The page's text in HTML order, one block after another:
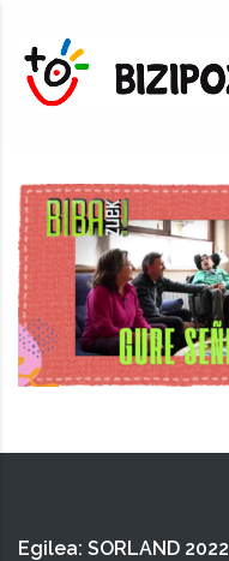
Egilea: SORLAND 2022